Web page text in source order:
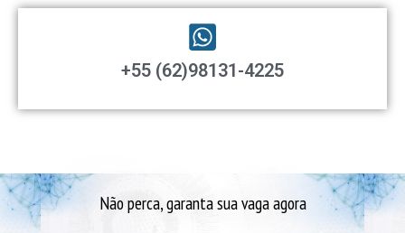
+55 (62)98131-4225
Não perca, garanta sua vaga agora